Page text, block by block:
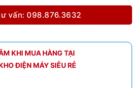
vấn: 098.876.3632
KHI MUA HÀNG TẠI
ĐIỆN MÁY SIÊU RẺ